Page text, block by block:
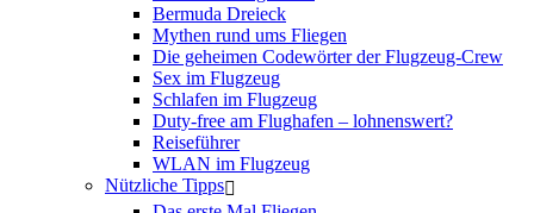
Bermuda Dreieck
Mythen rund ums Fliegen
Die geheimen Codewörter der Flugzeug-Crew
Sex im Flugzeug
Schlafen im Flugzeug
Duty-free am Flughafen – lohnenswert?
Reiseführer
WLAN im Flugzeug
Nützliche Tipps